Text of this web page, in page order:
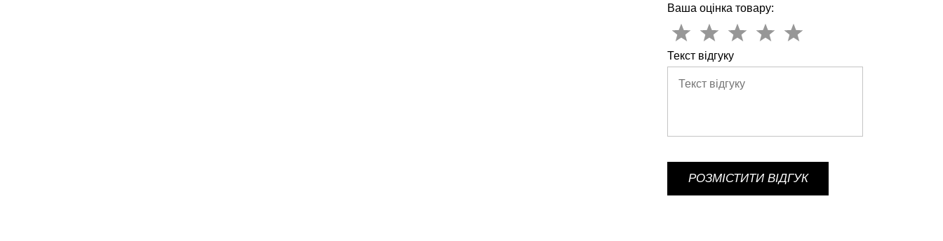
Ваша оцінка товару:
Текст відгуку
РОЗМІСТИТИ ВІДГУК